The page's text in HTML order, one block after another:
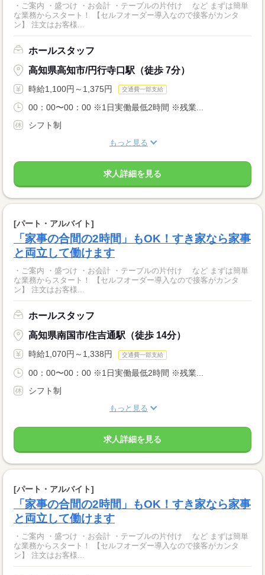
・ご案内 ・盛つけ ・お会計 ・テーブルの片付け など まずは簡単
な業務からスタート！ 【セルフオーダー導入なので接客がカンタ
ン】 注文はお客様...
ホールスタッフ
高知県高知市/円行寺口駅（徒歩 7分）
時給1,100円～1,375円 交通費一部支給
00：00〜00：00 ※1日実働最低2時間 ※残業...
シフト制
もっと見る
求人詳細を見る
[パート・アルバイト]
「家事の合間の2時間」もOK！すき家なら家事
と両立して働けます
・ご案内 ・盛つけ ・お会計 ・テーブルの片付け など まずは簡単
な業務からスタート！ 【セルフオーダー導入なので接客がカンタ
ン】 注文はお客様...
ホールスタッフ
高知県南国市/住吉通駅（徒歩 14分）
時給1,070円～1,338円 交通費一部支給
00：00〜00：00 ※1日実働最低2時間 ※残業...
シフト制
もっと見る
求人詳細を見る
[パート・アルバイト]
「家事の合間の2時間」もOK！すき家なら家事
と両立して働けます
・ご案内 ・盛つけ ・お会計 ・テーブルの片付け など まずは簡単
な業務からスタート！ 【セルフオーダー導入なので接客がカンタ
ン】 注文はお客様...